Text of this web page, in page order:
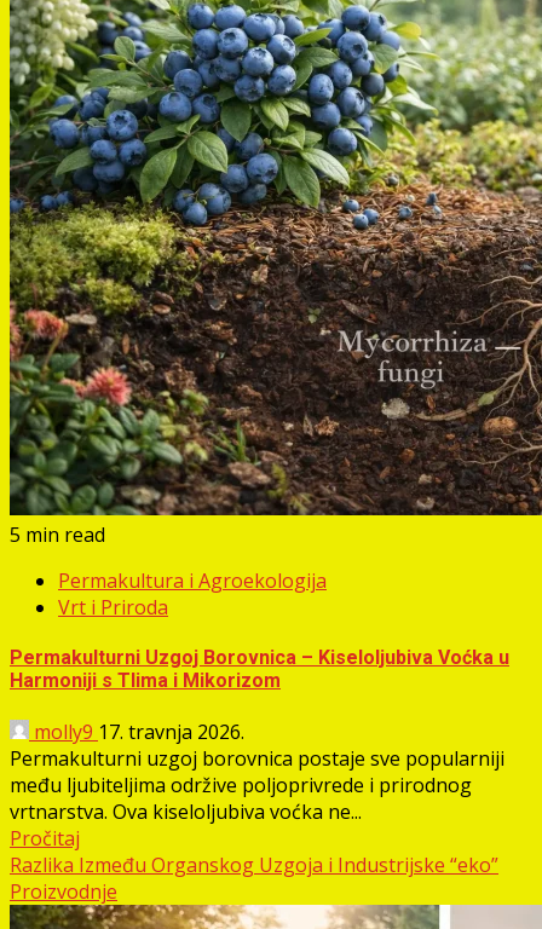
5 min read
Permakultura i Agroekologija
Vrt i Priroda
Permakulturni Uzgoj Borovnica – Kiseloljubiva Voćka u
Harmoniji s Tlima i Mikorizom
molly9 17. travnja 2026.
Permakulturni uzgoj borovnica postaje sve popularniji
među ljubiteljima održive poljoprivrede i prirodnog
vrtnarstva. Ova kiseloljubiva voćka ne...
Pročitaj
Razlika Između Organskog Uzgoja i Industrijske “eko”
Proizvodnje